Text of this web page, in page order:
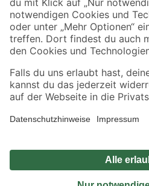
Jetzt die toom-App herunterladen
Alle Preisangaben in EUR inkl. gesetzl. MwSt..
Umständen nicht in allen Märkten verfügbar. Die
Produkte nur solange der Vorrat reicht.
*Paketversand ab 59 € versandkostenfrei, gilt
Privatsphäre
Nutzungsbedingungen
Widerrufsrecht